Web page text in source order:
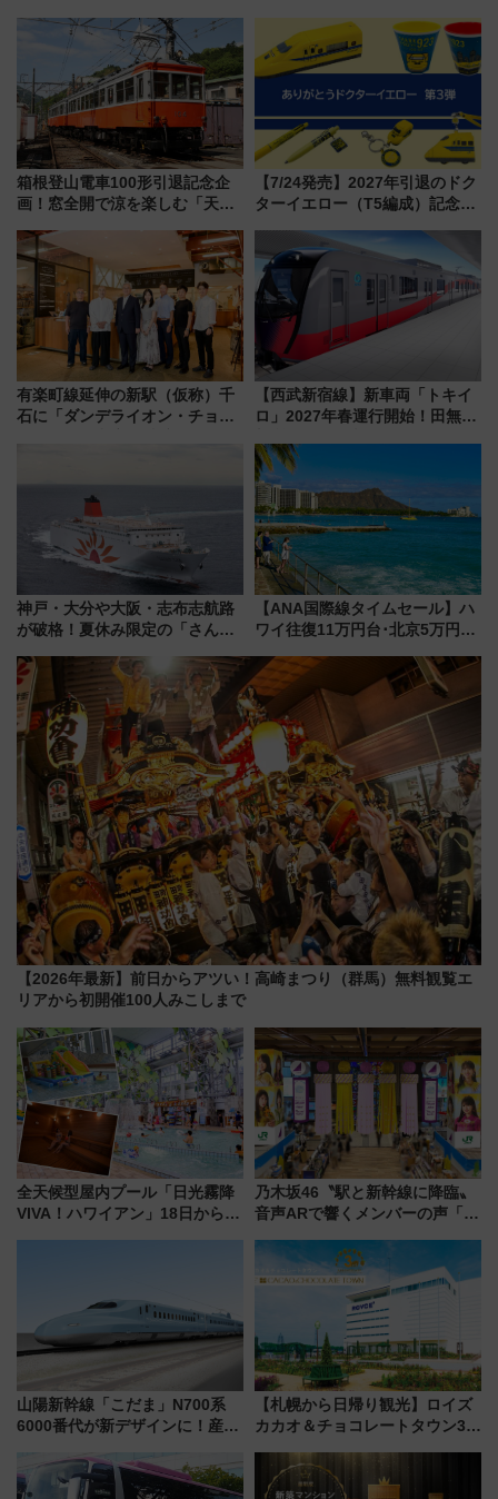
美旅「何もしない贅沢」を体験
してみない？
箱根登山電車100形引退記念企
画！窓全開で涼を楽しむ「天然
発売
【7/24発売】2027年引退のドク
ターイエロー（T5編成）記念グ
送の目覚まし時計など通販・販
売店舗まとめ
有楽町線延伸の新駅（仮称）千
石に「ダンデライオン・チョコ
【西武新宿線】新車両「トキイ
ロ」2027年春運行開始！田無・
「第2弾」も
神戸・大分や大阪・志布志航路
が破格！夏休み限定の「さんふ
ート 夕朝食ビュッフェ付きで
快適な船旅はいかが？
【ANA国際線タイムセール】ハ
ワイ往復11万円台･北京5万円台
来春のGW旅行まで狙える激ア
ツ路線まとめ（8/10まで）
【2026年最新】前日からアツい！高崎まつり（群馬）無料観覧エ
リアから初開催100人みこしまで
全天候型屋内プール「日光霧降
VIVA！ハワイアン」18日から営
乃木坂46〝駅と新幹線に降臨〟
音声ARで響くメンバーの声「真
山陽新幹線「こだま」N700系
6000番代が新デザインに！産学
用は今冬から
【札幌から日帰り観光】ロイズ
カカオ＆チョコレートタウン3周
詰め放題を開催、ロイズタウン
駅からのアクセスも